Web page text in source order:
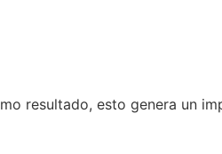
resultado, esto genera un